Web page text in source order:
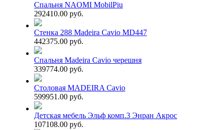
Спальня NAOMI MobilPiu
292410.00 руб.
Стенка 288 Madeira Cavio MD447
442375.00 руб.
Спальня Madeira Cavio черешня
339774.00 руб.
Столовая MADEIRA Cavio
599951.00 руб.
Детская мебель Эльф комп.3 Энран Акрос
107108.00 руб.